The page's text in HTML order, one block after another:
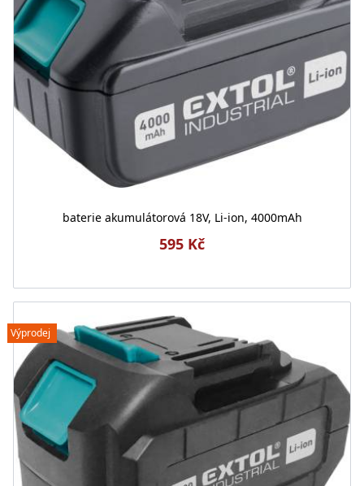
baterie akumulátorová 18V, Li-ion, 4000mAh
595 Kč
Výprodej